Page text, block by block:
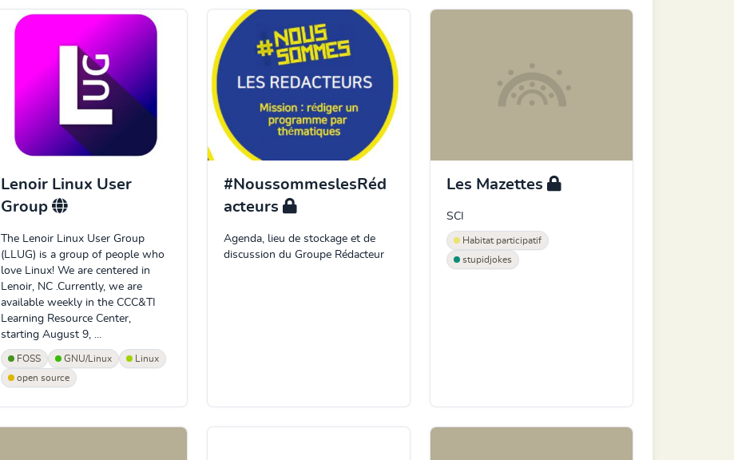
Lenoir Linux User
Group
The Lenoir Linux User Group
(LLUG) is a group of people who
love Linux! We are centered in
Lenoir, NC .Currently, we are
available weekly in the CCC&TI
Learning Resource Center,
starting August 9, ...
FOSS GNU/Linux
Linux
open source
#NoussommeslesRéd
acteurs
Agenda, lieu de stockage et de
discussion du Groupe Rédacteur
Les Mazettes
SCI
Habitat participatif
stupidjokes